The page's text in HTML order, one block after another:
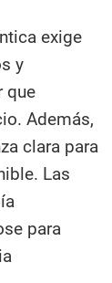
exige
y
que
Además,
clara para
Las
para